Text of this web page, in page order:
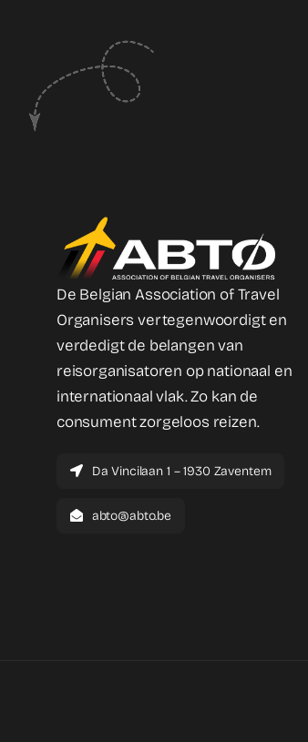
De Belgian Association of Travel
Organisers vertegenwoordigt en
verdedigt de belangen van
reisorganisatoren op nationaal en
internationaal vlak. Zo kan de
consument zorgeloos reizen.
Da Vincilaan 1 – 1930 Zaventem
abto@abto.be